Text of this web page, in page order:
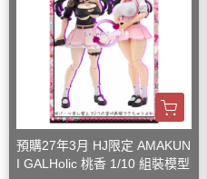
預購27年3月 HJ限定 AMAKUN
I GALHolic 桃香 1/10 組裝模型